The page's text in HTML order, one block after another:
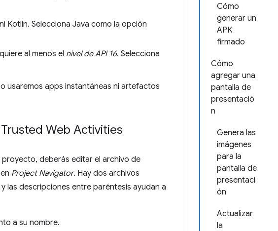
Cómo
generar un
APK
firmado
Cómo
agregar una
pantalla de
presentació
n
Genera las
imágenes
para la
pantalla de
presentaci
ón
Actualizar
la
Kotlin. Selecciona Java como la opción
al menos el nivel de API 16. Selecciona
usaremos apps instantáneas ni artefactos
Web Activities
deberás editar el archivo de
Project Navigator. Hay dos archivos
las descripciones entre paréntesis ayudan a
a su nombre.